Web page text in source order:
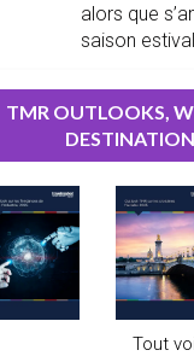
alors que
saison
TMR OUTLOOKS,
Tout